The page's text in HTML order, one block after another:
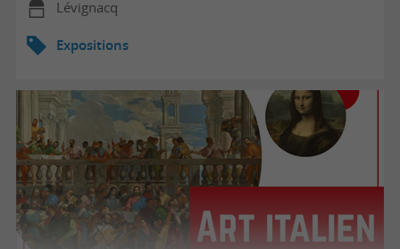
Lévignacq
Expositions